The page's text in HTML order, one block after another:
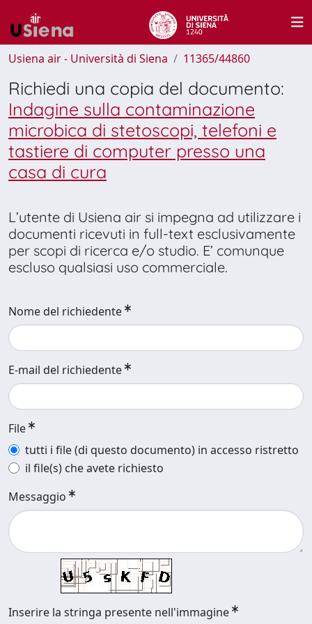
Usiena air - Università di Siena 11365/44860
Richiedi una copia del documento:
Indagine sulla contaminazione
microbica di stetoscopi, telefoni e
tastiere di computer presso una
casa di cura
L’utente di Usiena air si impegna ad utilizzare i
documenti ricevuti in full-text esclusivamente
per scopi di ricerca e/o studio. E’ comunque
escluso qualsiasi uso commerciale.
Nome del richiedente
E-mail del richiedente
File
tutti i file (di questo documento) in accesso ristretto
il file(s) che avete richiesto
Messaggio
Inserire la stringa presente nell'immagine